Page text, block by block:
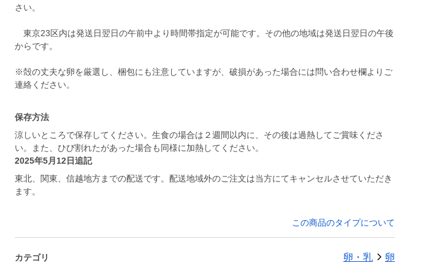
さい。
東京23区内は発送日翌日の午前中より時間帯指定が可能です。その他の地域は発送日翌日の午後
からです。
※殻の丈夫な卵を厳選し、梱包にも注意していますが、破損があった場合には問い合わせ欄よりご
連絡ください。
保存方法
涼しいところで保存してください。生食の場合は２週間以内に、その後は過熱してご賞味くださ
い。また、ひび割れたがあった場合も同様に加熱してください。
2025年5月12日追記
東北、関東、信越地方までの配送です。配送地域外のご注文は当方にてキャンセルさせていただき
ます。
この商品のタイプについて
カテゴリ 卵・乳 卵